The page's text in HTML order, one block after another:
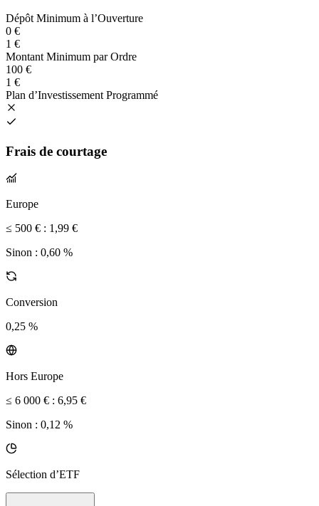
Dépôt Minimum à l’Ouverture
0 €
1 €
Montant Minimum par Ordre
100 €
1 €
Plan d’Investissement Programmé
Frais de courtage
Europe
≤ 500 € : 1,99 €
Sinon : 0,60 %
Conversion
0,25 %
Hors Europe
≤ 6 000 € : 6,95 €
Sinon : 0,12 %
Sélection d’ETF